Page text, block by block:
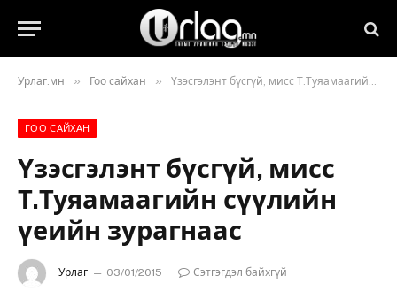
Урлаг.мн » Гоо сайхан » Үзэсгэлэнт бүсгүй, мисс Т.Туяамаагийн сүүлийн үеийн зурагнаас
ГОО САЙХАН
Үзэсгэлэнт бүсгүй, мисс
Т.Туяамаагийн сүүлийн
үеийн зурагнаас
Урлаг 03/01/2015
Сэтгэгдэл байхгүй